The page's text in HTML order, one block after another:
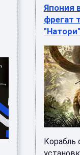
Япония
фрегат
"Натори"
Корабль